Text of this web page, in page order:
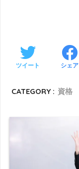
ツイート シェア
CATEGORY : 資格